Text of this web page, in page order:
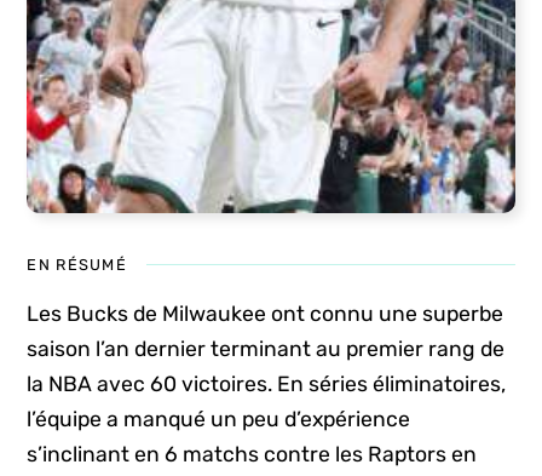
EN RÉSUMÉ
Les Bucks de Milwaukee ont connu une superbe
saison l’an dernier terminant au premier rang de
la NBA avec 60 victoires. En séries éliminatoires,
l’équipe a manqué un peu d’expérience
s’inclinant en 6 matchs contre les Raptors en